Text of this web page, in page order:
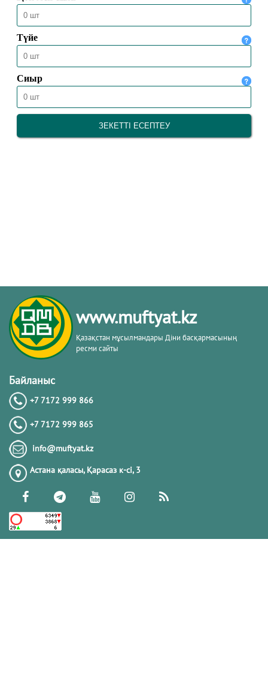
www.muftyat.kz
Қазақстан мұсылмандары Діни басқармасының
ресми сайты
Байланыс
+7 7172 999 866
+7 7172 999 865
info@muftyat.kz
Астана қаласы, Қарасаз к-сi, 3